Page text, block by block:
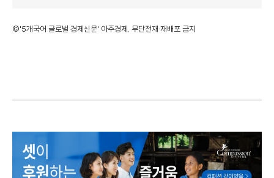
©'5개국어 글로벌 경제신문' 아주경제. 무단전재·재배포 금지